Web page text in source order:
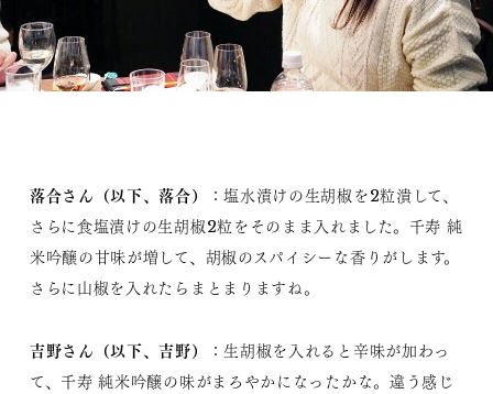
落合さん（以下、落合）
：塩水漬けの生胡椒を2粒潰して、
さらに食塩漬けの生胡椒2粒をそのまま入れました。千寿 純
米吟醸の甘味が増して、胡椒のスパイシーな香りがします。
さらに山椒を入れたらまとまりますね。
吉野さん（以下、吉野）
：生胡椒を入れると辛味が加わっ
て、千寿 純米吟醸の味がまろやかになったかな。違う感じ